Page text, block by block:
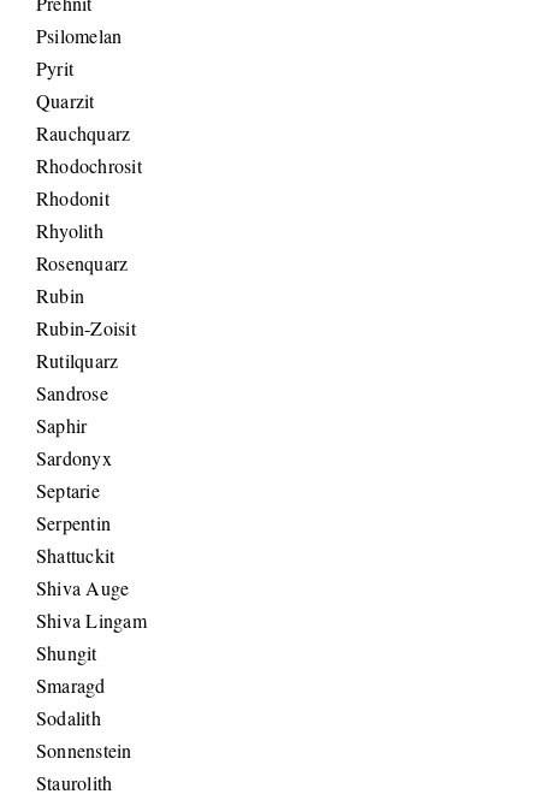
Psilomelan
Pyrit
Quarzit
Rauchquarz
Rhodochrosit
Rhodonit
Rhyolith
Rosenquarz
Rubin
Rubin-Zoisit
Rutilquarz
Sandrose
Saphir
Sardonyx
Septarie
Serpentin
Shattuckit
Shiva Auge
Shiva Lingam
Shungit
Smaragd
Sodalith
Sonnenstein
Staurolith